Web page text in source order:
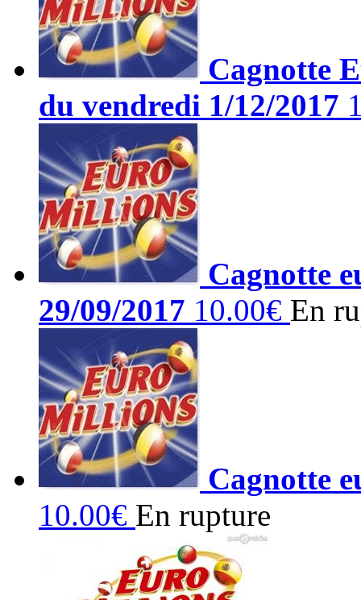
Cagnotte
du vendredi 1/12/2017
Cagnotte
29/09/2017 10.00€ En
Cagnotte
10.00€ En rupture